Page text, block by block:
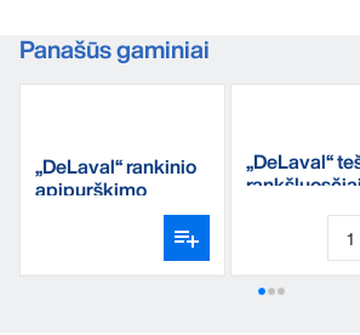
Panašūs gaminiai
„DeLaval“ rankinio
apipurškimo
„DeLaval“
rankšluosčiai